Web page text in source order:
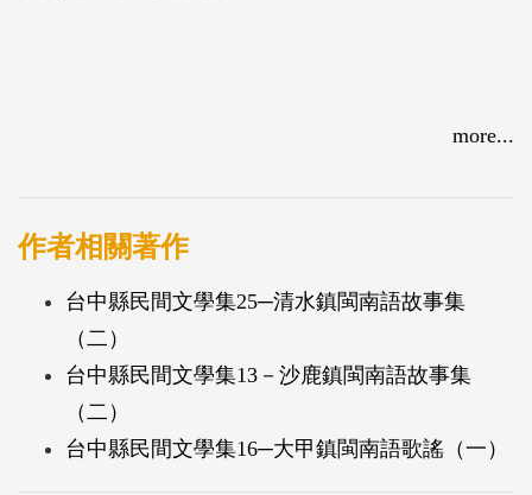
more...
作者相關著作
台中縣民間文學集25─清水鎮閩南語故事集
（二）
台中縣民間文學集13－沙鹿鎮閩南語故事集
（二）
台中縣民間文學集16─大甲鎮閩南語歌謠（一）